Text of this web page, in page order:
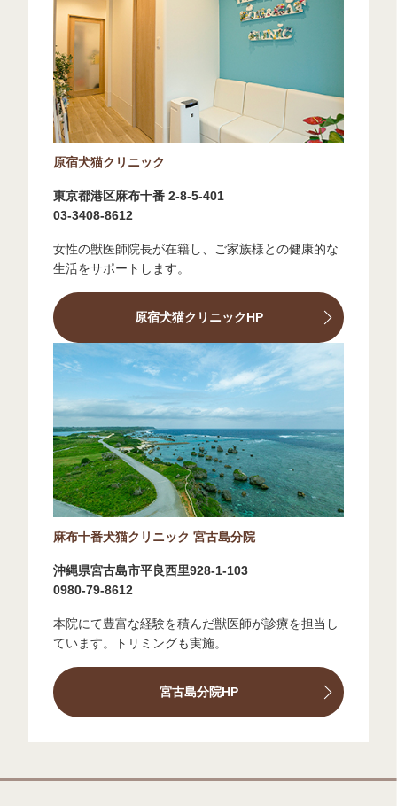
原宿犬猫クリニック
東京都港区麻布十番 2-8-5-401
03-3408-8612
女性の獣医師院長が在籍し、ご家族様との健康的な
生活をサポートします。
原宿犬猫クリニックHP
麻布十番犬猫クリニック 宮古島分院
沖縄県宮古島市平良西里928-1-103
0980-79-8612
本院にて豊富な経験を積んだ獣医師が診療を担当し
ています。トリミングも実施。
宮古島分院HP